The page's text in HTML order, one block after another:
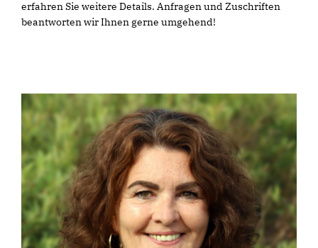
erfahren Sie weitere Details. Anfragen und Zuschriften
beantworten wir Ihnen gerne umgehend!